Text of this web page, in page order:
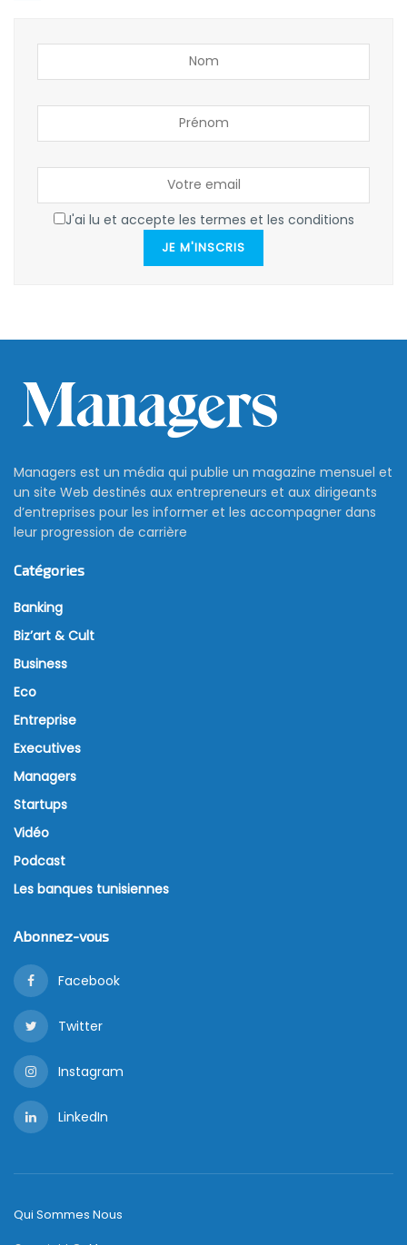
J'ai lu et accepte les termes et les conditions
JE M'INSCRIS
Managers est un média qui publie un magazine mensuel et
un site Web destinés aux entrepreneurs et aux dirigeants
d’entreprises pour les informer et les accompagner dans
leur progression de carrière
Catégories
Banking
Biz’art & Cult
Business
Eco
Entreprise
Executives
Managers
Startups
Vidéo
Podcast
Les banques tunisiennes
Abonnez-vous
Facebook
Twitter
Instagram
LinkedIn
Qui Sommes Nous